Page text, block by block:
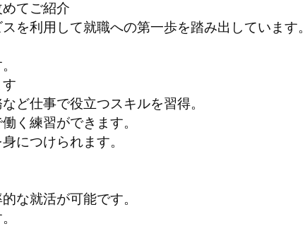
てご紹介
を利用して就職への第一歩を踏み出しています。
ど仕事で役立つスキルを習得。
く練習ができます。
につけられます。
な就活が可能です。